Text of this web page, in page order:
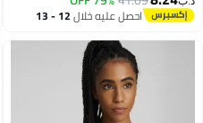
احصل عليه خلال 12 - 13